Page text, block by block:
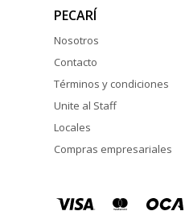
PECARÍ
Nosotros
Contacto
Términos y condiciones
Unite al Staff
Locales
Compras empresariales